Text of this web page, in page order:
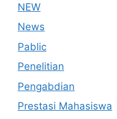
NEW
News
Pablic
Penelitian
Pengabdian
Prestasi Mahasiswa